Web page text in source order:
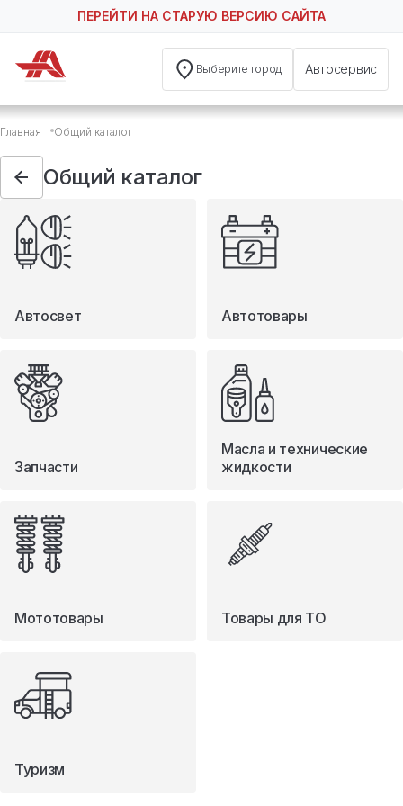
ПЕРЕЙТИ НА СТАРУЮ ВЕРСИЮ САЙТА
Выберите город Автосервис
Общий каталог
Автосвет
Автотовары
Запчасти
Масла и технические жидкости
Мототовары
Туризм
Главная Общий каталог
Общий каталог
Автосвет Автотовары
Запчасти
Масла и технические
жидкости
Мототовары Товары для ТО
Туризм